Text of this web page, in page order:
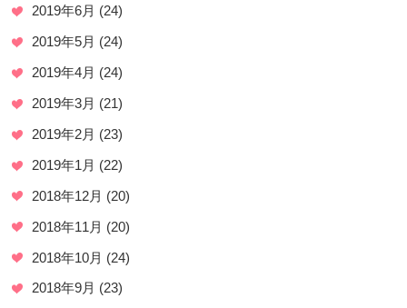
2019年6月 (24)
2019年5月 (24)
2019年4月 (24)
2019年3月 (21)
2019年2月 (23)
2019年1月 (22)
2018年12月 (20)
2018年11月 (20)
2018年10月 (24)
2018年9月 (23)